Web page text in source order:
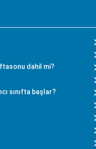
dahil mi?
sınıfta başlar?